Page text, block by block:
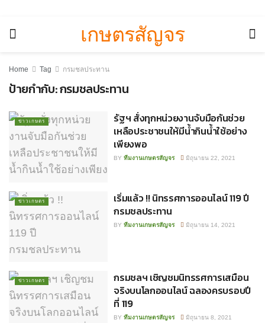
เกษตรสัญจร
Home Tag กรมชลประทาน
ป้ายกำกับ:กรมชลประทาน
ข่าวเกษตร
รัฐฯ สั่งทุกหน่วยงานจับมือกันช่วย
เหลือประชาชนให้มีน้ำกินน้ำใช้อย่าง
เพียงพอ
BY ทีมงานเกษตรสัญจร มิถุนายน 22, 2021
ข่าวเกษตร
เริ่มแล้ว !! นิทรรศการออนไลน์ 119 ปี
กรมชลประทาน
BY ทีมงานเกษตรสัญจร มิถุนายน 14, 2021
ข่าวเกษตร
กรมชลฯ เชิญชมนิทรรศการเสมือน
จริงบนโลกออนไลน์ ฉลองครบรอบปี
ที่ 119
BY ทีมงานเกษตรสัญจร มิถุนายน 8, 2021